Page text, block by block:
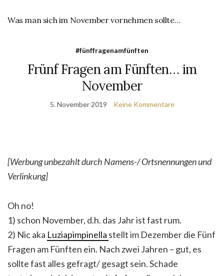
Was man sich im November vornehmen sollte…
#fünffragenamfünften
Frünf Fragen am Fünften… im
November
5. November 2019 Keine Kommentare
[Werbung unbezahlt durch Namens-/ Ortsnennungen und
Verlinkung]
Oh no!
1) schon November, d.h. das Jahr ist fast rum.
2) Nic aka Luziapimpinella stellt im Dezember die Fünf
Fragen am Fünften ein. Nach zwei Jahren – gut, es
sollte fast alles gefragt/ gesagt sein. Schade